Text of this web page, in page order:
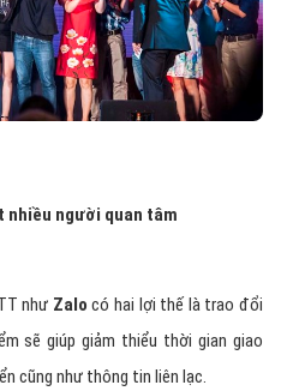
nhiều người quan tâm
như Zalo có hai lợi thế là trao đổi
sẽ giúp giảm thiểu thời gian giao
cũng như thông tin liên lạc.